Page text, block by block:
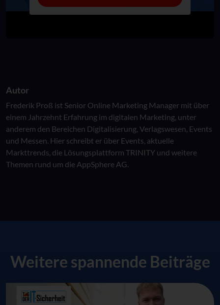
Autor
Frederik Proß ist Senior Online Marketing Manager mit über
einem Jahrzehnt Erfahrung im digitalen Marketing, unter
anderem den Bereichen Digitalisierung, Verlagswesen, Events
und Messen. Hier schreibt er über Events, aktuelle
Markttrends, die Lösungsplattform TRINITY und weitere
Themen rund um die AppSphere AG.
Weitere spannende Beiträge